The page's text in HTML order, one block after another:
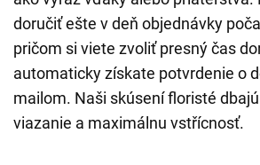
doručiť ešte v deň objednávky
pričom si viete zvoliť presný čas
automaticky získate potvrdenie o
mailom. Naši skúsení floristé
viazanie a maximálnu vstřícnosť.